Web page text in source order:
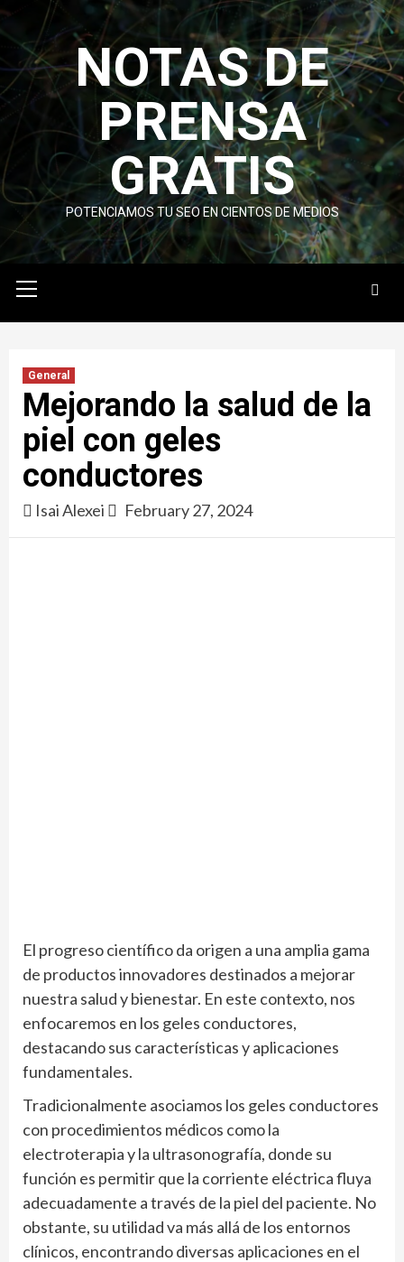
Skip
to
content
NOTAS DE
PRENSA
GRATIS
POTENCIAMOS TU SEO EN CIENTOS DE MEDIOS
Menu
General
Mejorando la salud de la
piel con geles
conductores
Isai Alexei February 27, 2024
El progreso científico da origen a una amplia gama
de productos innovadores destinados a mejorar
nuestra salud y bienestar. En este contexto, nos
enfocaremos en los geles conductores,
destacando sus características y aplicaciones
fundamentales.
Tradicionalmente asociamos los geles conductores
con procedimientos médicos como la
electroterapia y la ultrasonografía, donde su
función es permitir que la corriente eléctrica fluya
adecuadamente a través de la piel del paciente. No
obstante, su utilidad va más allá de los entornos
clínicos, encontrando diversas aplicaciones en el